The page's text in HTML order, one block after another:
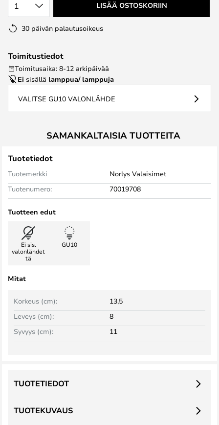
1 LISÄÄ OSTOSKORIIN
30 päivän palautusoikeus
Toimitustiedot
Toimitusaika: 8-12 arkipäivää
Ei sisällä lamppua/ lamppuja
VALITSE GU10 VALONLÄHDE
SAMANKALTAISIA TUOTTEITA
Tuotetiedot
Tuotemerkki
Norlys Valaisimet
Tuotenumero:
70019708
Tuotteen edut
Ei sis.
valonlähdet
tä
GU10
Mitat
Leveys (cm): 8
Korkeus (cm): 13,5
Syvyys (cm): 11
TUOTEKUVAUS
TUOTETIEDOT